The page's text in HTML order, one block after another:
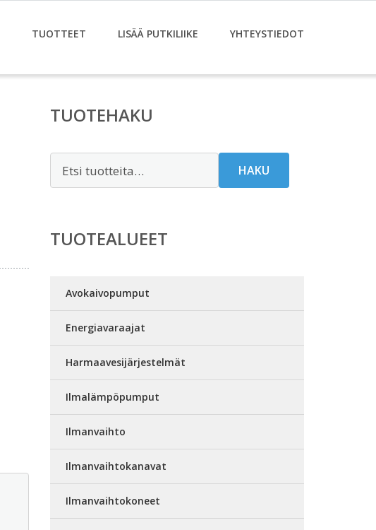
TUOTTEET LISÄÄ PUTKILIIKE YHTEYSTIEDOT
TUOTEHAKU
HAKU
TUOTEALUEET
Avokaivopumput
Energiavaraajat
Harmaavesijärjestelmät
Ilmalämpöpumput
Ilmanvaihto
Ilmanvaihtokanavat
Ilmanvaihtokoneet